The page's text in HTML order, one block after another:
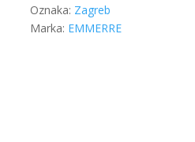
Oznaka: Zagreb
Marka: EMMERRE